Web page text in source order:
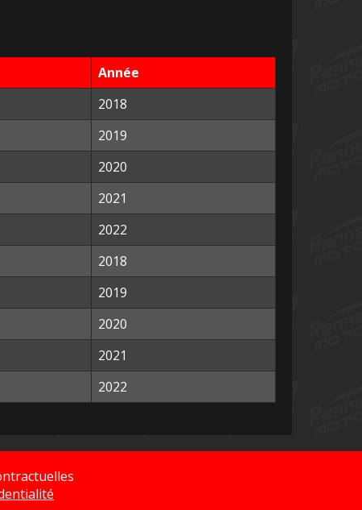
Année
2018
2019
2020
2021
2022
2018
2019
2020
2021
2022